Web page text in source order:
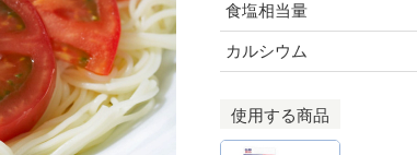
食塩相当量
カルシウム
使用する商品